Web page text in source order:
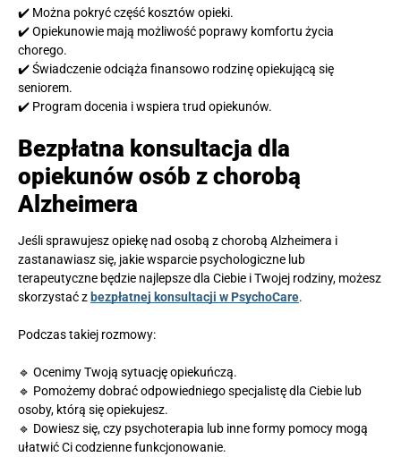
✔️ Można pokryć część kosztów opieki.
✔️ Opiekunowie mają możliwość poprawy komfortu życia
chorego.
✔️ Świadczenie odciąża finansowo rodzinę opiekującą się
seniorem.
✔️ Program docenia i wspiera trud opiekunów.
Bezpłatna konsultacja dla
opiekunów osób z chorobą
Alzheimera
Jeśli sprawujesz opiekę nad osobą z chorobą Alzheimera i
zastanawiasz się, jakie wsparcie psychologiczne lub
terapeutyczne będzie najlepsze dla Ciebie i Twojej rodziny, możesz
skorzystać z bezpłatnej konsultacji w PsychoCare.
Podczas takiej rozmowy:
🔹 Ocenimy Twoją sytuację opiekuńczą.
🔹 Pomożemy dobrać odpowiedniego specjalistę dla Ciebie lub
osoby, którą się opiekujesz.
🔹 Dowiesz się, czy psychoterapia lub inne formy pomocy mogą
ułatwić Ci codzienne funkcjonowanie.